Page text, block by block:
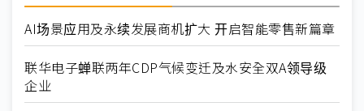
AI场景应用及永续发展商机扩大 开启智能零售新篇章
联华电子蝉联两年CDP气候变迁及水安全双A领导级
企业